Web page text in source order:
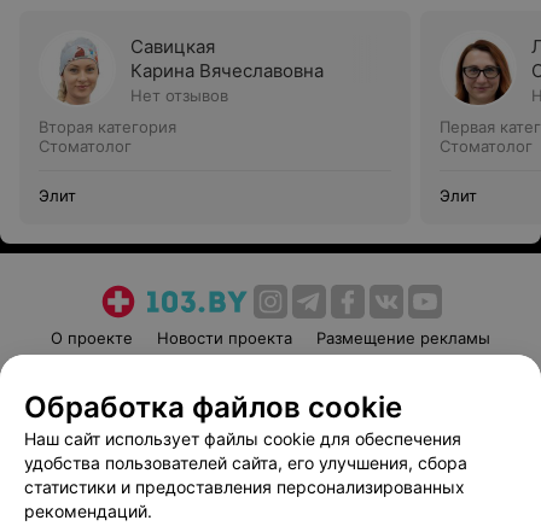
Савицкая
Карина Вячеславовна
Нет отзывов
Вторая категория
Стоматолог
Элит
Первая
Стоматолог
Элит
О проекте Новости проекта
Размещение рекламы
Пользовательское соглашение
Способы оплаты
Вакансии
Партнеры
Написать руководителю 103.by
Обработка файлов cookie
Наш сайт использует файлы cookie для обеспечения
удобства пользователей сайта, его улучшения, сбора
статистики и предоставления персонализированных
рекомендаций.